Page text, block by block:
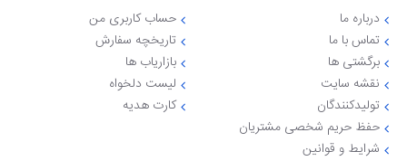
درباره ما
تماس با ما
برگشتی ها
نقشه سایت
تولیدکنندگان
حفظ حریم شخصی مشتریان
شرایط و قوانین
حساب کاربری من
تاریخچه سفارش
بازاریاب ها
لیست دلخواه
کارت هدیه